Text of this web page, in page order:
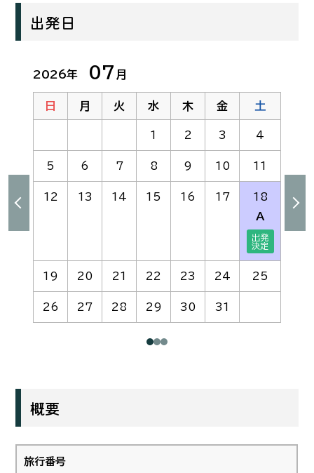
出発日
2026年 07 月
日 月 火 水 木 金 土
1 2 3 4
5 6 7 8 9 10 11
12 13 14 15 16 17 18
A
19 20 21 22 23 24 25
26 27 28 29 30 31
概要
旅行番号